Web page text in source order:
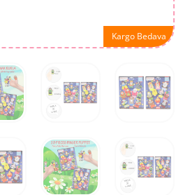
Kargo Bedava